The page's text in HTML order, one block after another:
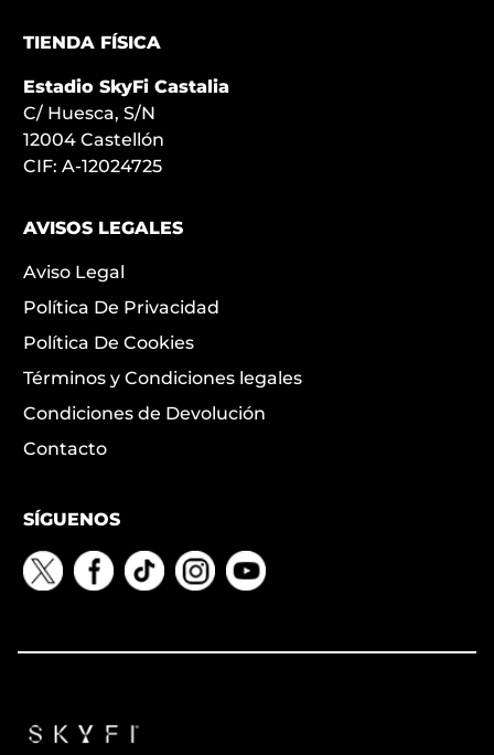
TIENDA FÍSICA
Estadio SkyFi Castalia
C/ Huesca, S/N
12004 Castellón
CIF: A-12024725
AVISOS LEGALES
Aviso Legal
Política De Privacidad
Política De Cookies
Términos y Condiciones legales
Condiciones de Devolución
Contacto
SÍGUENOS